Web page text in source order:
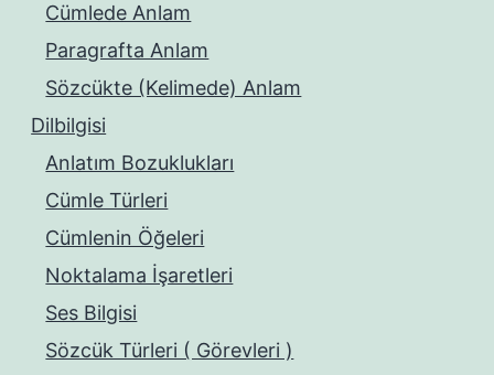
Cümlede Anlam
Paragrafta Anlam
Sözcükte (Kelimede) Anlam
Dilbilgisi
Anlatım Bozuklukları
Cümle Türleri
Cümlenin Öğeleri
Noktalama İşaretleri
Ses Bilgisi
Sözcük Türleri ( Görevleri )